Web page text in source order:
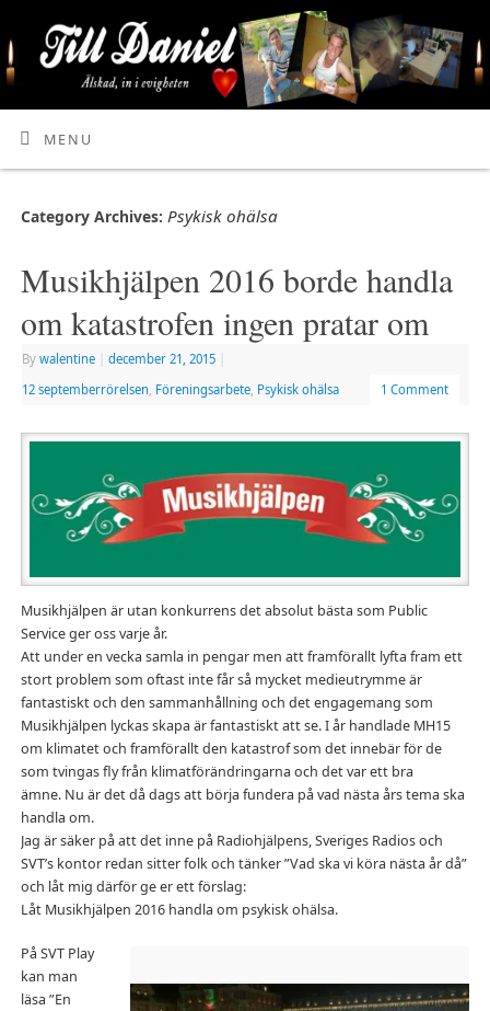
MENU
Category Archives: Psykisk ohälsa
Musikhjälpen 2016 borde handla
om katastrofen ingen pratar om
By walentine december 21, 2015
12 septemberrörelsen Föreningsarbete, Psykisk ohälsa 1 Comment
Musikhjälpen är utan konkurrens det absolut bästa som Public
Service ger oss varje år.
Att under en vecka samla in pengar men att framförallt lyfta fram ett
stort problem som oftast inte får så mycket medieutrymme är
fantastiskt och den sammanhållning och det engagemang som
Musikhjälpen lyckas skapa är fantastiskt att se. I år handlade MH15
om klimatet och framförallt den katastrof som det innebär för de
som tvingas fly från klimatförändringarna och det var ett bra
ämne. Nu är det då dags att börja fundera på vad nästa års tema ska
handla om.
Jag är säker på att det inne på Radiohjälpens, Sveriges Radios och
SVT’s kontor redan sitter folk och tänker ”Vad ska vi köra nästa år då”
och låt mig därför ge er ett förslag:
Låt Musikhjälpen 2016 handla om psykisk ohälsa.
På SVT Play
kan man
läsa ”En